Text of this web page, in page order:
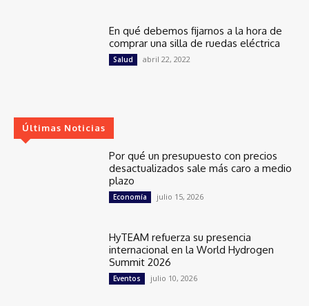
En qué debemos fijarnos a la hora de
comprar una silla de ruedas eléctrica
Salud abril 22, 2022
Últimas Noticias
Por qué un presupuesto con precios
desactualizados sale más caro a medio
plazo
Economía julio 15, 2026
HyTEAM refuerza su presencia
internacional en la World Hydrogen
Summit 2026
Eventos julio 10, 2026